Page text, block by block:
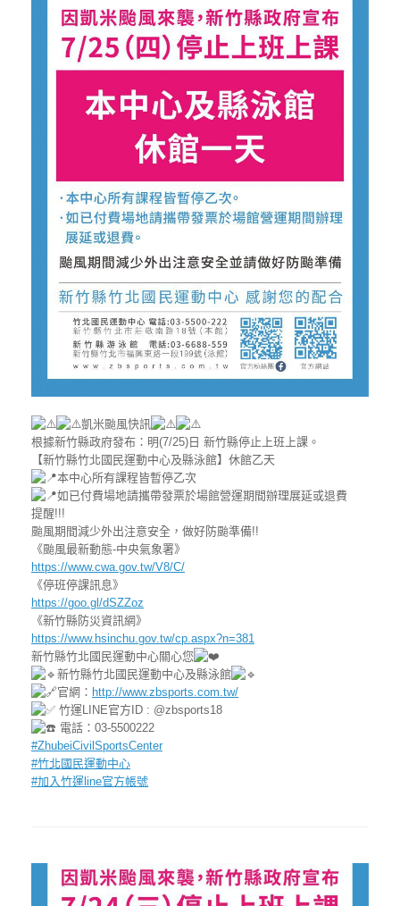
凱米颱風快訊
根據新竹縣政府發布：明(7/25)日 新竹縣停止上班上課。
【新竹縣竹北國民運動中心及縣泳館】休館乙天
本中心所有課程皆暫停乙次
如已付費場地請攜帶發票於場館營運期間辦理展延或退費
提醒!!!
颱風期間減少外出注意安全，做好防颱準備!!
《颱風最新動態-中央氣象署》
https://www.cwa.gov.tw/V8/C/
《停班停課訊息》
https://goo.gl/dSZZoz
《新竹縣防災資訊網》
https://www.hsinchu.gov.tw/cp.aspx?n=381
新竹縣竹北國民運動中心關心您
新竹縣竹北國民運動中心及縣泳館
官網： http://www.zbsports.com.tw/
竹運LINE官方ID : @zbsports18
電話：03-5500222
#ZhubeiCivilSportsCenter
#竹北國民運動中心
#加入竹運line官方帳號